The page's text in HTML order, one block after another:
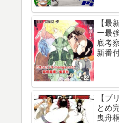
【最
ー最
底考
新番付
【ブ
とめ
曳舟